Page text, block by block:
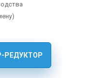
РЕДУКТОР